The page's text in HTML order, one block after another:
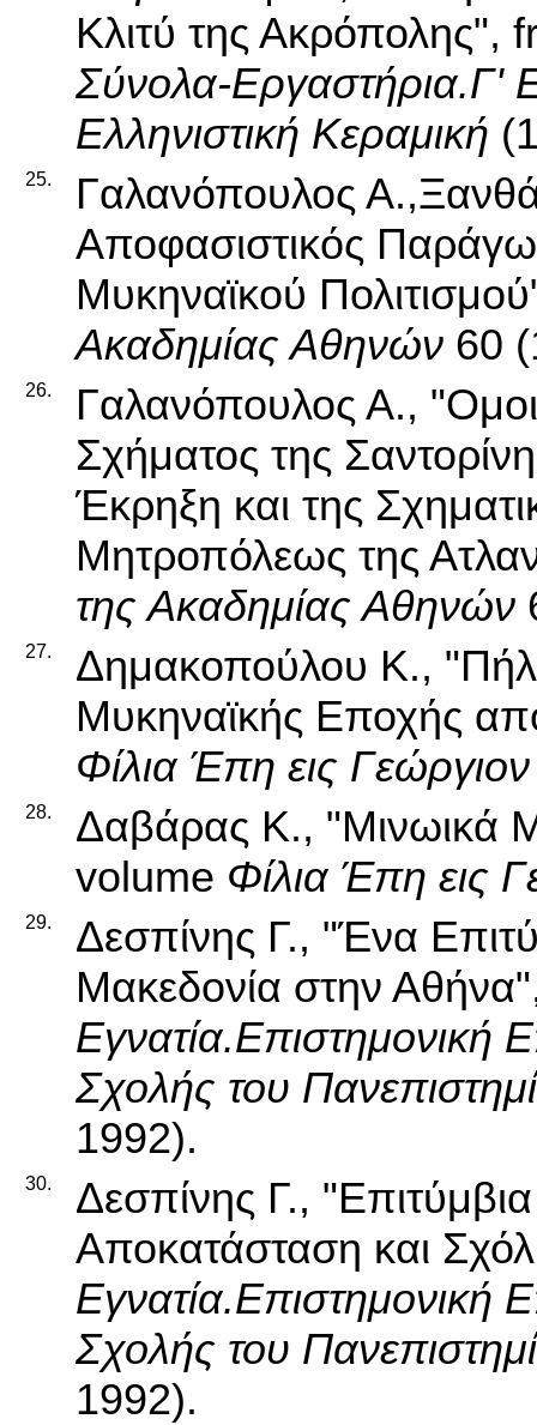
Κλιτύ της Ακρόπολης",
Σύνολα-Εργαστήρια.Γ'
Ελληνιστική Κεραμική
25.
Γαλανόπουλος
Αποφασιστικός
Μυκηναϊκού
Ακαδημίας Αθηνών 60
26.
Γαλανόπουλος Α.,
Σχήματος της
Έκρηξη και της
Μητροπόλεως της
της Ακαδημίας Αθηνών
27.
Δημακοπούλου Κ.,
Μυκηναϊκής Εποχής
Φίλια Έπη εις
28.
Δαβάρας Κ., "Μινωικά
volume Φίλια Έπη εις
29.
Δεσπίνης Γ., "Ένα
Μακεδονία στην
Εγνατία.Επιστημονική
Σχολής του
1992).
30.
Δεσπίνης Γ.,
Αποκατάσταση και
Εγνατία.Επιστημονική
Σχολής του
1992).